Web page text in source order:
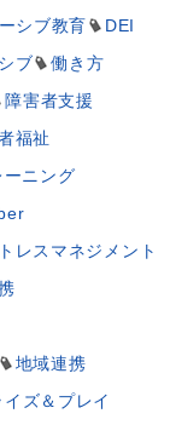
シブ教育
DEI
ブ
働き方
障害者支援
福祉
ニング
レスマネジメント
地域連携
イズ＆プレイ